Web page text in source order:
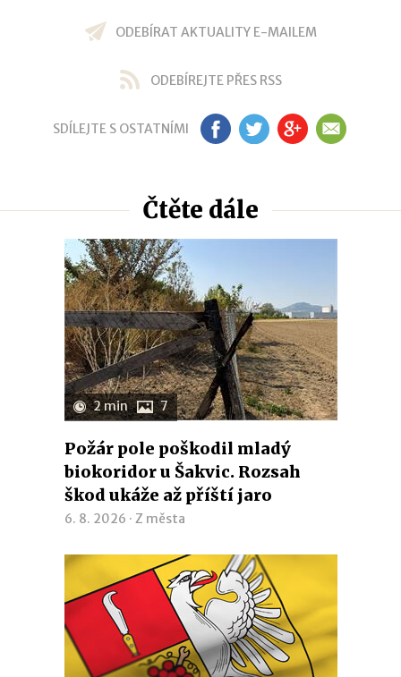
ODEBÍRAT AKTUALITY E-MAILEM
ODEBÍREJTE PŘES RSS
SDÍLEJTE S OSTATNÍMI FB TW GP EM
Čtěte dále
2 min 7
Požár pole poškodil mladý
biokoridor u Šakvic. Rozsah
škod ukáže až příští jaro
6. 8. 2026 · Z města